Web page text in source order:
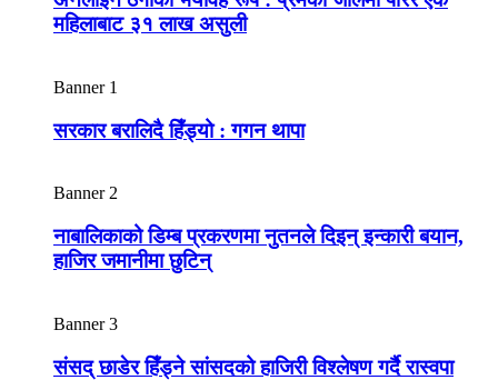
महिलाबाट ३१ लाख असुली
Banner 1
सरकार बरालिदै हिँड्यो : गगन थापा
Banner 2
नाबालिकाको डिम्ब प्रकरणमा नुतनले दिइन् इन्कारी बयान,
हाजिर जमानीमा छुटिन्
Banner 3
संसद् छाडेर हिँड्ने सांसदको हाजिरी विश्लेषण गर्दै रास्वपा